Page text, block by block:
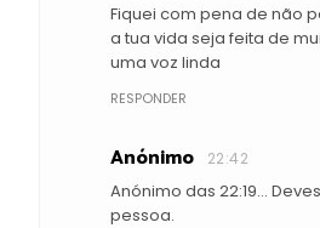
Fiquei com pena de não
a tua vida seja feita de
uma voz linda
RESPONDER
Anónimo 22:42
Anónimo das 22:19...
pessoa.